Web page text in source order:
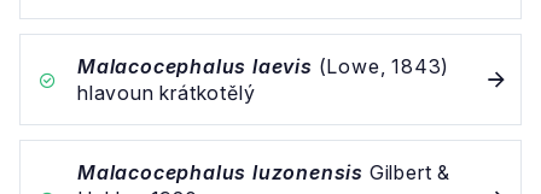
Malacocephalus laevis (Lowe, 1843)
hlavoun krátkotělý
Malacocephalus luzonensis Gilbert &